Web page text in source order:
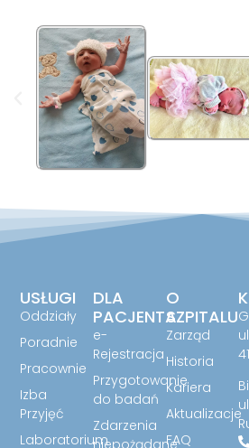
O
SZPITALU
Zarząd
Historia
Kariera
Aktualizacje
FAQ
DLA
PACJENTA
e-
Rejestracja
Przygotowanie
do badań
Zdarzenia
USŁUGI
Oddziały
Poradnie
Pracownie
Izba
Przyjęć
Laboratorium